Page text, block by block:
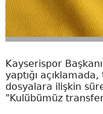
Kayserispor
yaptığı
dosyalara ilişkin
"Kulübümüz